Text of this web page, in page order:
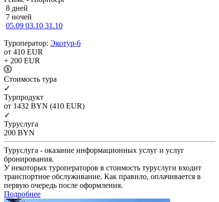
8 дней
7 ночей
05.09 03.10 31.10
Туроператор: Экотур-6
от 410 EUR
+ 200 EUR
Cтоимость тура
✓
Турпродукт
от 1432 BYN (410 EUR)
✓
Туруслуга
200 BYN
Туруслуга - оказание информационных услуг и услуг
бронирования.
У некоторых туроператоров в стоимость туруслуги входит
транспортное обслуживание. Как правило, оплачивается в
первую очередь после оформления.
Подробнее